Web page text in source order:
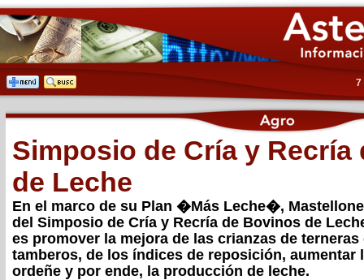
7
Simposio de Cría y Recría
de Leche
En el marco de su Plan �Más Leche�,
del Simposio de Cría y Recría de Bovinos de
es promover la mejora de las crianzas de
tamberos, de los índices de reposición, aumentar
ordeñe y por ende, la producción de leche.